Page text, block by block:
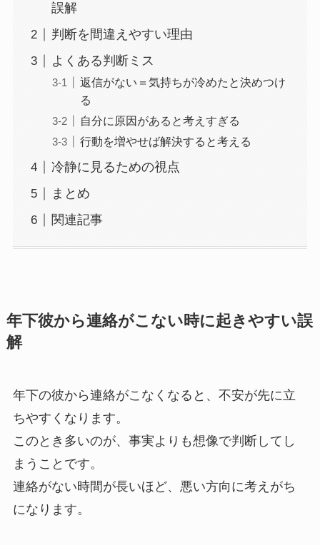
誤解
判断を間違えやすい理由
よくある判断ミス
返信がない＝気持ちが冷めたと決めつけ
る
自分に原因があると考えすぎる
行動を増やせば解決すると考える
冷静に見るための視点
まとめ
関連記事
年下彼から連絡がこない時に起きやすい誤
解
年下の彼から連絡がこなくなると、不安が先に立
ちやすくなります。
このとき多いのが、事実よりも想像で判断してし
まうことです。
連絡がない時間が長いほど、悪い方向に考えがち
になります。